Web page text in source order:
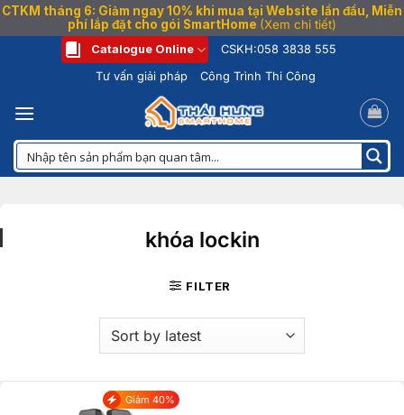
CTKM tháng 6: Giảm ngay 10% khi mua tại Website lần đầu, Miễn
phí lắp đặt cho gói SmartHome (Xem chi tiết)
dung
Catalogue Online CSKH:058 3838 555
Tư vấn giải pháp
Công Trình Thi Công
khóa lockin
FILTER
Giảm 40%